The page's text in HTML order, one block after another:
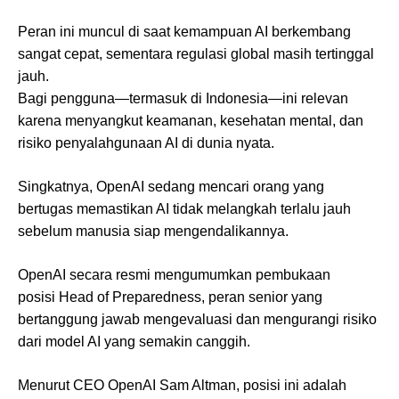
Peran ini muncul di saat kemampuan AI berkembang
sangat cepat, sementara regulasi global masih tertinggal
jauh.
Bagi pengguna—termasuk di Indonesia—ini relevan
karena menyangkut keamanan, kesehatan mental, dan
risiko penyalahgunaan AI di dunia nyata.
Singkatnya, OpenAI sedang mencari orang yang
bertugas memastikan AI tidak melangkah terlalu jauh
sebelum manusia siap mengendalikannya.
OpenAI secara resmi mengumumkan pembukaan
posisi Head of Preparedness, peran senior yang
bertanggung jawab mengevaluasi dan mengurangi risiko
dari model AI yang semakin canggih.
Menurut CEO OpenAI Sam Altman, posisi ini adalah